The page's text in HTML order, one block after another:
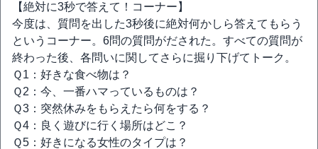
【絶対に3秒で答えて！コーナー】
今度は、質問を出した3秒後に絶対何かしら答えてもらう
というコーナー。6問の質問がだされた。すべての質問が
終わった後、各問いに関してさらに掘り下げてトーク。
Ｑ1：好きな食べ物は？
Ｑ2：今、一番ハマっているものは？
Ｑ3：突然休みをもらえたら何をする？
Ｑ4：良く遊びに行く場所はどこ？
Ｑ5：好きになる女性のタイプは？